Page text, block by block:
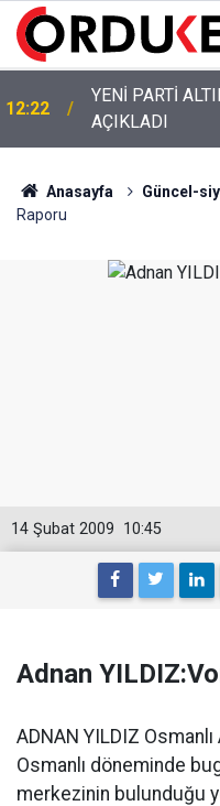
12:22
YENİ PARTİ
AÇIKLADI
Anasayfa Güncel-
Raporu
10:45
14 Şubat 2009
Adnan
ADNAN YILDIZ
Osmanlı döneminde
merkezinin bulunduğu